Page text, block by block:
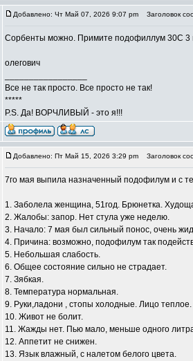
Добавлено: Чт Май 07, 2026 9:07 pm Заголовок
Сорбенты можно. Примите подофиллум 30С 3
олегович
Все не так просто. Все просто не так!
*****
P.S. Да! ВОРЧЛИВЫЙ - это я!!!
Добавлено: Пт Май 15, 2026 3:29 pm Заголовок
7го мая выпила назначенный подофилум и с
1. Заболела женщина, 51год. Брюнетка.
2. Жалобы: запор. Нет стула уже неделю.
3. Начало: 7 мая был сильный понос, очень
4. Причина: возможно, подофилум так
5. Небольшая слабость.
6. Общее состояние сильно не страдает.
7. Зябкая.
8. Температура нормальная.
9. Руки,ладони , стопы холодные. Лицо теплое.
10. Живот не болит.
11. Жажды нет. Пью мало, меньше одного
12. Аппетит не снижен.
13. Язык влажный, с налетом белого цвета.